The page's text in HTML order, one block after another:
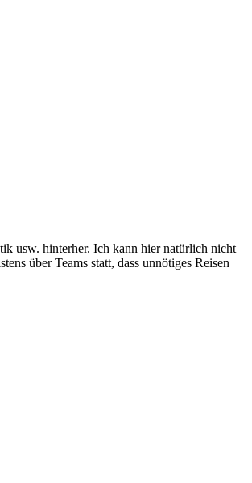
usw. hinterher. Ich kann hier natürlich nicht
über Teams statt, dass unnötiges Reisen